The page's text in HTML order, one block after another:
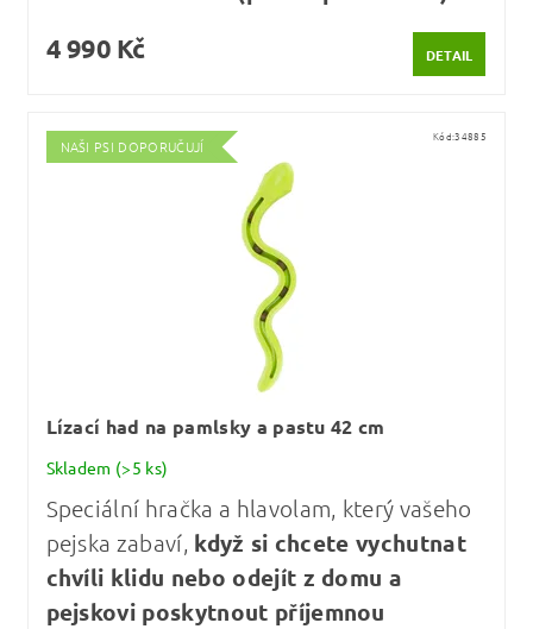
4 990 Kč DETAIL
NAŠI PSI DOPORUČUJÍ
Kód:34885
Lízací had na pamlsky a pastu 42 cm
Skladem (>5 ks)
Speciální hračka a hlavolam, který vašeho
pejska zabaví, když si chcete vychutnat
chvíli klidu nebo odejít z domu a
pejskovi poskytnout příjemnou